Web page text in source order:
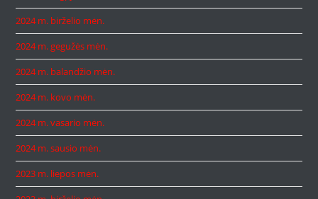
2024 m. birželio mėn.
2024 m. gegužės mėn.
2024 m. balandžio mėn.
2024 m. kovo mėn.
2024 m. vasario mėn.
2024 m. sausio mėn.
2023 m. liepos mėn.